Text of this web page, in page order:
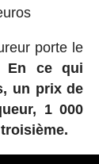
porte le
En ce qui
un prix de
1 000